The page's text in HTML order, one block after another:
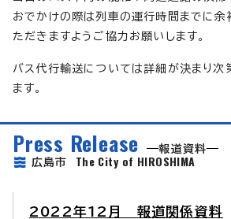
おでかけの際は列車の運行時間までに余
ただきますようご協力お願いします。
バス代行輸送については詳細が決まり次
ます。
Press Release
報道資料
広島市 The City of HIROSHIMA
2022年12月 報道関係資料